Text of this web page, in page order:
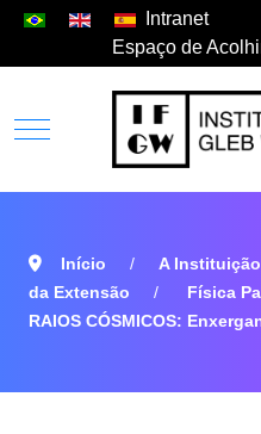
Intranet
Espaço de
Início A Instituição
da Extensão
Física
RAIOS CÓSMICOS: